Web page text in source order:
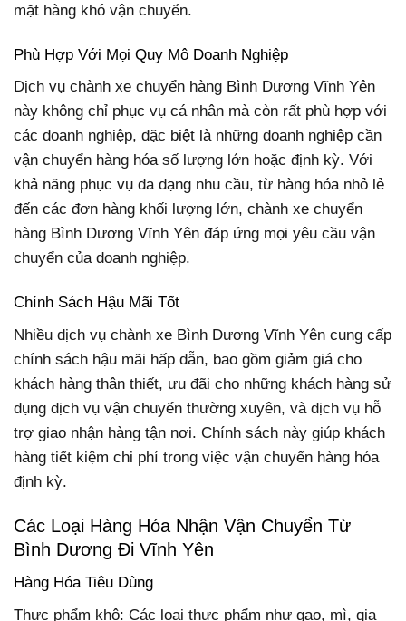
mặt hàng khó vận chuyển.
Phù Hợp Với Mọi Quy Mô Doanh Nghiệp
Dịch vụ chành xe chuyển hàng Bình Dương Vĩnh Yên
này không chỉ phục vụ cá nhân mà còn rất phù hợp với
các doanh nghiệp, đặc biệt là những doanh nghiệp cần
vận chuyển hàng hóa số lượng lớn hoặc định kỳ. Với
khả năng phục vụ đa dạng nhu cầu, từ hàng hóa nhỏ lẻ
đến các đơn hàng khối lượng lớn, chành xe chuyển
hàng Bình Dương Vĩnh Yên đáp ứng mọi yêu cầu vận
chuyển của doanh nghiệp.
Chính Sách Hậu Mãi Tốt
Nhiều dịch vụ chành xe Bình Dương Vĩnh Yên cung cấp
chính sách hậu mãi hấp dẫn, bao gồm giảm giá cho
khách hàng thân thiết, ưu đãi cho những khách hàng sử
dụng dịch vụ vận chuyển thường xuyên, và dịch vụ hỗ
trợ giao nhận hàng tận nơi. Chính sách này giúp khách
hàng tiết kiệm chi phí trong việc vận chuyển hàng hóa
định kỳ.
Các Loại Hàng Hóa Nhận Vận Chuyển Từ
Bình Dương Đi Vĩnh Yên
Hàng Hóa Tiêu Dùng
Thực phẩm khô: Các loại thực phẩm như gạo, mì, gia